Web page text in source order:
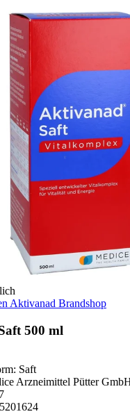
Aktivanad Brandshop
500 ml
: Saft
Arzneimittel Pütter